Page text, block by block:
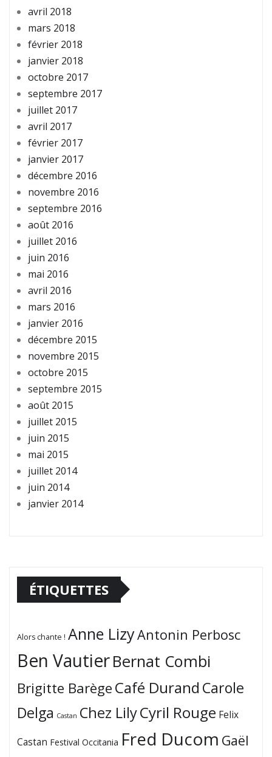
avril 2018
mars 2018
février 2018
janvier 2018
octobre 2017
septembre 2017
juillet 2017
avril 2017
février 2017
janvier 2017
décembre 2016
novembre 2016
septembre 2016
août 2016
juillet 2016
juin 2016
mai 2016
avril 2016
mars 2016
janvier 2016
décembre 2015
novembre 2015
octobre 2015
septembre 2015
août 2015
juillet 2015
juin 2015
mai 2015
juillet 2014
juin 2014
janvier 2014
ÉTIQUETTES
Alors chante ! Anne LizyAntonin Perbosc
Ben VautierBernat Combi
Brigitte BarègeCafé Durand Carole
Delga Castan Chez LilyCyril Rouge Felix
Castan Festival Occitania Fred Ducom Gaël